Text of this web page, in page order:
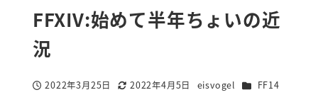
FFXIV:始めて半年ちょいの近
況
投稿日
2022年3月25日
更新日
2022年4月5日
著
eisvogel カテゴリー
FF14